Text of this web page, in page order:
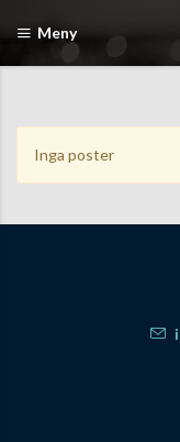
Meny
Inga poster